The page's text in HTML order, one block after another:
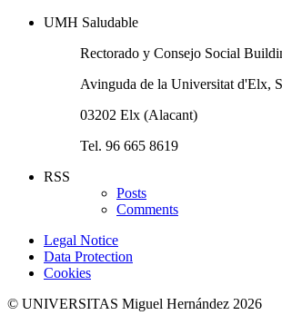
UMH Saludable
Rectorado y Consejo Social
Avinguda de la Universitat d'Elx,
03202 Elx (Alacant)
Tel. 96 665 8619
RSS
Posts
Comments
Legal Notice
Data Protection
Cookies
© UNIVERSITAS Miguel Hernández 2026